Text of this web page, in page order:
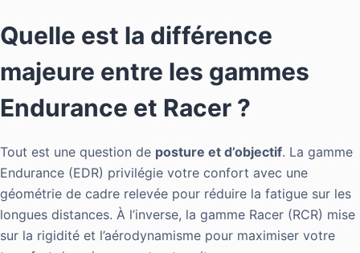
Quelle est la différence
majeure entre les gammes
Endurance et Racer ?
Tout est une question de posture et d’objectif. La gamme
Endurance (EDR) privilégie votre confort avec une
géométrie de cadre relevée pour réduire la fatigue sur les
longues distances. À l’inverse, la gamme Racer (RCR) mise
sur la rigidité et l’aérodynamisme pour maximiser votre